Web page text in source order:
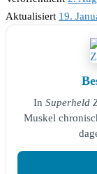
Aktualisiert 19.
In Superheld
Muskel